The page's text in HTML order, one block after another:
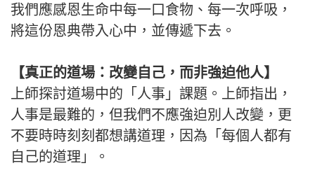
我們應感恩生命中每一口食物、每一次呼吸，
將這份恩典帶入心中，並傳遞下去。
【真正的道場：改變自己，而非強迫他人】
上師探討道場中的「人事」課題。上師指出，
人事是最難的，但我們不應強迫別人改變，更
不要時時刻刻都想講道理，因為「每個人都有
自己的道理」。